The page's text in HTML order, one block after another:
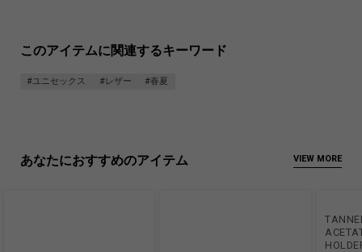
このアイテムに関連するキーワード
#ユニセックス #レザー #春夏
あなたにおすすめのアイテム VIEW MORE